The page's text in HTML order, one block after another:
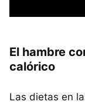
El hambre
calórico
Las dietas en